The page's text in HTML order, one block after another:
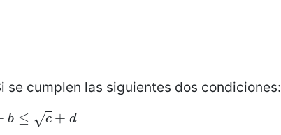
se cumplen las siguientes dos condiciones:
b ≤ c
√ + d
c+d